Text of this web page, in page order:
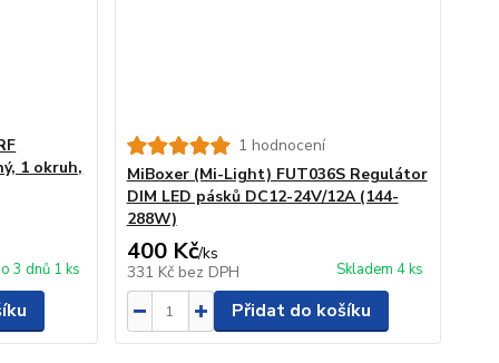
1 okruh,
3 dnů 1 ks
1 hodnocení
MiBoxer (Mi-Light) FUT036S Regulátor
DIM LED pásků DC12-24V/12A (144-
288W)
400 Kč/ks
331 Kč bez DPH Skladem 4 ks
Přidat do košíku